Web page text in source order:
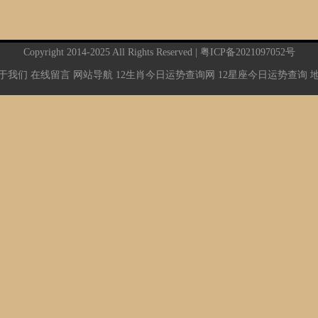
Copyright 2014-2025 All Rights Reserved | 粤ICP备2021097052号
我们 在线留言 网站导航 12生肖今日运势查询网 12星座今日运势查询